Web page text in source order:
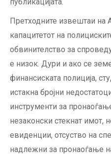
публикацијата.
Претходните извештаи на
капацитетот на
обвинителство за
е низок. Дури и ако се
финансиската полиција,
истакна бројни
инструменти за
незаконски стекнат имот,
евиденции, отсуство на
надлежни за пронаоѓање